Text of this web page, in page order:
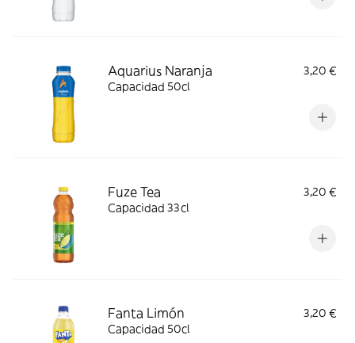
Aquarius Naranja
3,20 €
Capacidad 50cl
Fuze Tea
3,20 €
Capacidad 33cl
Fanta Limón
3,20 €
Capacidad 50cl